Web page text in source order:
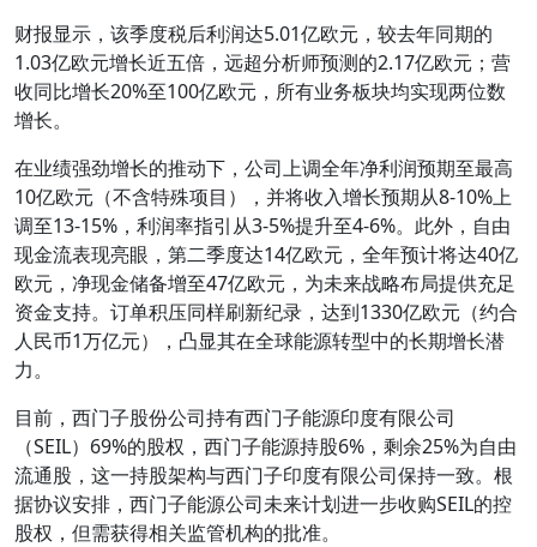
财报显示，该季度税后利润达5.01亿欧元，较去年同期的
1.03亿欧元增长近五倍，远超分析师预测的2.17亿欧元；营
收同比增长20%至100亿欧元，所有业务板块均实现两位数
增长。
在业绩强劲增长的推动下，公司上调全年净利润预期至最高
10亿欧元（不含特殊项目），并将收入增长预期从8-10%上
调至13-15%，利润率指引从3-5%提升至4-6%。此外，自由
现金流表现亮眼，第二季度达14亿欧元，全年预计将达40亿
欧元，净现金储备增至47亿欧元，为未来战略布局提供充足
资金支持。订单积压同样刷新纪录，达到1330亿欧元（约合
人民币1万亿元），凸显其在全球能源转型中的长期增长潜
力。
目前，西门子股份公司持有西门子能源印度有限公司
（SEIL）69%的股权，西门子能源持股6%，剩余25%为自由
流通股，这一持股架构与西门子印度有限公司保持一致。根
据协议安排，西门子能源公司未来计划进一步收购SEIL的控
股权，但需获得相关监管机构的批准。